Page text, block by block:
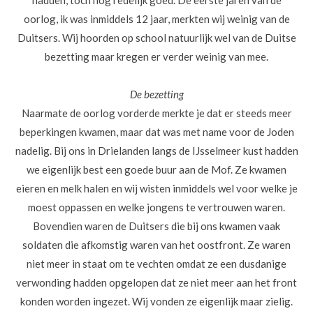
oorlog, ik was inmiddels 12 jaar, merkten wij weinig van de
Duitsers. Wij hoorden op school natuurlijk wel van de Duitse
bezetting maar kregen er verder weinig van mee.
De bezetting
Naarmate de oorlog vorderde merkte je dat er steeds meer
beperkingen kwamen, maar dat was met name voor de Joden
nadelig. Bij ons in Drielanden langs de IJsselmeer kust hadden
we eigenlijk best een goede buur aan de Mof. Ze kwamen
eieren en melk halen en wij wisten inmiddels wel voor welke je
moest oppassen en welke jongens te vertrouwen waren.
Bovendien waren de Duitsers die bij ons kwamen vaak
soldaten die afkomstig waren van het oostfront. Ze waren
niet meer in staat om te vechten omdat ze een dusdanige
verwonding hadden opgelopen dat ze niet meer aan het front
konden worden ingezet. Wij vonden ze eigenlijk maar zielig.